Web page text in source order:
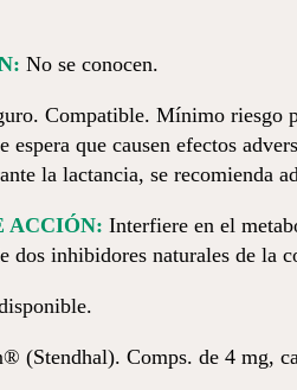
No se conocen.
Compatible. Mínimo riesgo
espera que causen efectos
la lactancia, se recomienda
ACCIÓN: Interfiere en el
inhibidores naturales de la
(Stendhal). Comps. de 4 mg,